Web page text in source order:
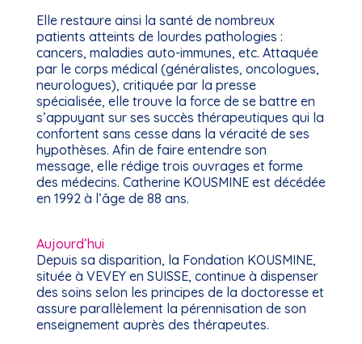
Elle restaure ainsi la santé de nombreux
patients atteints de lourdes pathologies :
cancers, maladies auto-immunes, etc. Attaquée
par le corps médical (généralistes, oncologues,
neurologues), critiquée par la presse
spécialisée, elle trouve la force de se battre en
s’appuyant sur ses succès thérapeutiques qui la
confortent sans cesse dans la véracité de ses
hypothèses. Afin de faire entendre son
message, elle rédige trois ouvrages et forme
des médecins. Catherine KOUSMINE est décédée
en 1992 à l’âge de 88 ans.
Aujourd’hui
Depuis sa disparition, la Fondation KOUSMINE,
située à VEVEY en SUISSE, continue à dispenser
des soins selon les principes de la doctoresse et
assure parallèlement la pérennisation de son
enseignement auprès des thérapeutes.